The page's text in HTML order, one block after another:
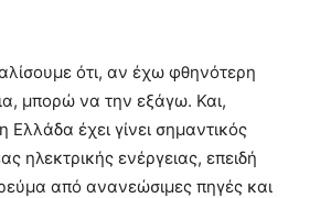
ότι, αν έχω φθηνότερη
μπορώ να την εξάγω. Και,
Ελλάδα έχει γίνει σημαντικός
ηλεκτρικής ενέργειας, επειδή
από ανανεώσιμες πηγές και